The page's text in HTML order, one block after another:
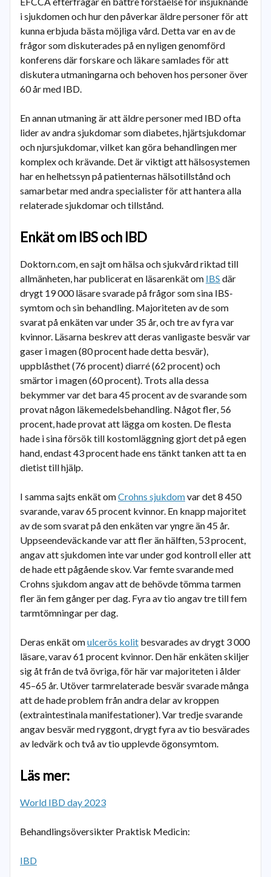
i sjukdomen och hur den påverkar äldre personer för att
kunna erbjuda bästa möjliga vård. Detta var en av de
frågor som diskuterades på en nyligen genomförd
konferens där forskare och läkare samlades för att
diskutera utmaningarna och behoven hos personer över
60 år med IBD.
En annan utmaning är att äldre personer med IBD ofta
lider av andra sjukdomar som diabetes, hjärtsjukdomar
och njursjukdomar, vilket kan göra behandlingen mer
komplex och krävande. Det är viktigt att hälsosystemen
har en helhetssyn på patienternas hälsotillstånd och
samarbetar med andra specialister för att hantera alla
relaterade sjukdomar och tillstånd.
Enkät om IBS och IBD
Doktorn.com, en sajt om hälsa och sjukvård riktad till
allmänheten, har publicerat en läsarenkät om IBS där
drygt 19 000 läsare svarade på frågor som sina IBS-
symtom och sin behandling. Majoriteten av de som
svarat på enkäten var under 35 år, och tre av fyra var
kvinnor. Läsarna beskrev att deras vanligaste besvär var
gaser i magen (80 procent hade detta besvär),
uppblåsthet (76 procent) diarré (62 procent) och
smärtor i magen (60 procent). Trots alla dessa
bekymmer var det bara 45 procent av de svarande som
provat någon läkemedelsbehandling. Något fler, 56
procent, hade provat att lägga om kosten. De flesta
hade i sina försök till kostomläggning gjort det på egen
hand, endast 43 procent hade ens tänkt tanken att ta en
dietist till hjälp.
I samma sajts enkät omCrohns sjukdomvar det 8 450
svarande, varav 65 procent kvinnor. En knapp majoritet
av de som svarat på den enkäten var yngre än 45 år.
Uppseendeväckande var att fler än hälften, 53 procent,
angav att sjukdomen inte var under god kontroll eller att
de hade ett pågående skov. Var femte svarande med
Crohns sjukdom angav att de behövde tömma tarmen
fler än fem gånger per dag. Fyra av tio angav tre till fem
tarmtömningar per dag.
Deras enkät omulcerös kolit besvarades av drygt 3 000
läsare, varav 61 procent kvinnor. Den här enkäten skiljer
sig åt från de två övriga, för här var majoriteten i ålder
45–65 år. Utöver tarmrelaterade besvär svarade många
att de hade problem från andra delar av kroppen
(extraintestinala manifestationer). Var tredje svarande
angav besvär med ryggont, drygt fyra av tio besvärades
av ledvärk och två av tio upplevde ögonsymtom.
Läs mer:
World IBD day 2023
Behandlingsöversikter Praktisk Medicin:
IBD